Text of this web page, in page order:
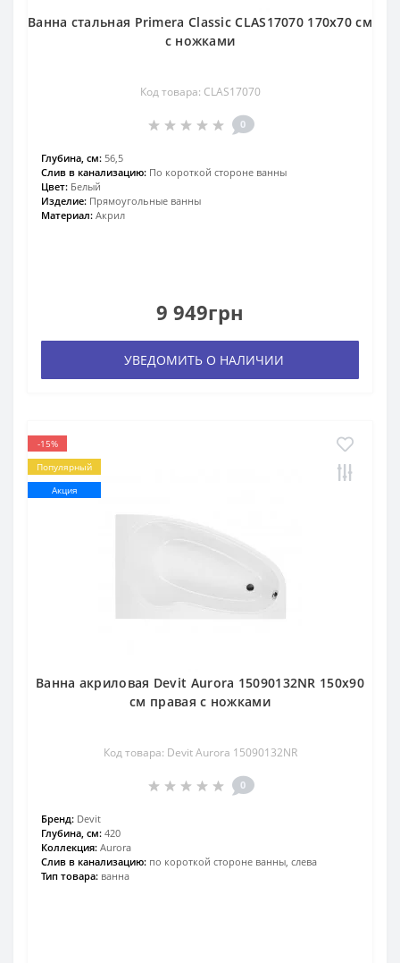
Ванна стальная Primera Classic CLAS17070 170х70 см
с ножками
Код товара: CLAS17070
0
Глубина, см: 56,5
Слив в канализацию: По короткой стороне ванны
Цвет: Белый
Изделие: Прямоугольные ванны
Материал: Акрил
9 949грн
УВЕДОМИТЬ О НАЛИЧИИ
-15%
Популярный
Акция
Ванна акриловая Devit Aurora 15090132NR 150х90
см правая с ножками
Код товара: Devit Aurora 15090132NR
0
Бренд: Devit
Глубина, см: 420
Коллекция: Aurora
Слив в канализацию: по короткой стороне ванны, слева
Тип товара: ванна